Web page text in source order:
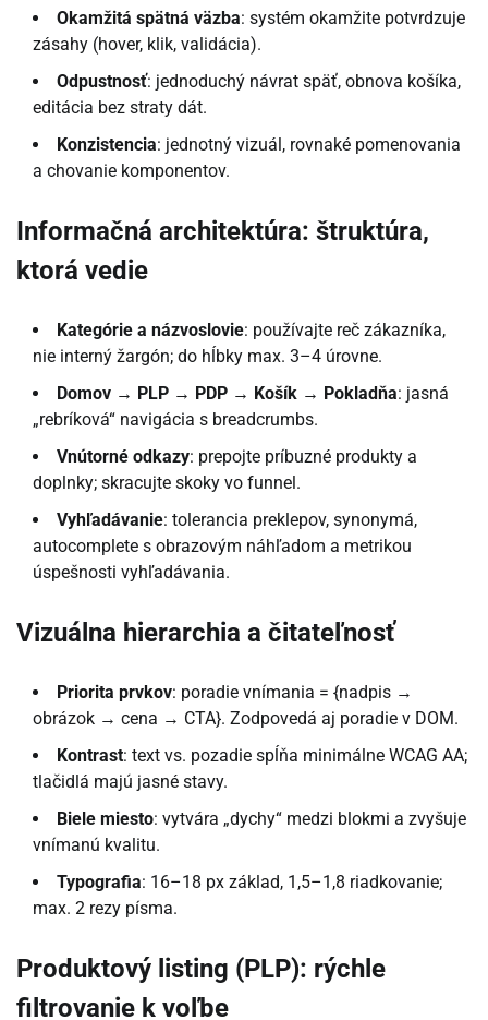
Okamžitá spätná väzba: systém okamžite potvrdzuje
zásahy (hover, klik, validácia).
Odpustnosť: jednoduchý návrat späť, obnova košíka,
editácia bez straty dát.
Konzistencia: jednotný vizuál, rovnaké pomenovania
a chovanie komponentov.
Informačná architektúra: štruktúra,
ktorá vedie
Kategórie a názvoslovie: používajte reč zákazníka,
nie interný žargón; do hĺbky max. 3–4 úrovne.
Domov → PLP → PDP → Košík → Pokladňa: jasná
„rebríková“ navigácia s breadcrumbs.
Vnútorné odkazy: prepojte príbuzné produkty a
doplnky; skracujte skoky vo funnel.
Vyhľadávanie: tolerancia preklepov, synonymá,
autocomplete s obrazovým náhľadom a metrikou
úspešnosti vyhľadávania.
Vizuálna hierarchia a čitateľnosť
Priorita prvkov: poradie vnímania = {nadpis →
obrázok → cena → CTA}. Zodpovedá aj poradie v DOM.
Kontrast: text vs. pozadie spĺňa minimálne WCAG AA;
tlačidlá majú jasné stavy.
Biele miesto: vytvára „dychy“ medzi blokmi a zvyšuje
vnímanú kvalitu.
Typografia: 16–18 px základ, 1,5–1,8 riadkovanie;
max. 2 rezy písma.
Produktový listing (PLP): rýchle
filtrovanie k voľbe